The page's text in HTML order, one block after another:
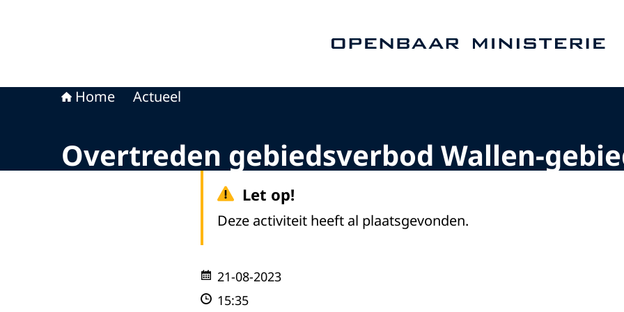
Home Actueel
Overtreden gebiedsverbod Wallen-
Let op!
Deze activiteit heeft al plaatsgevonden.
21-08-2023
15:35